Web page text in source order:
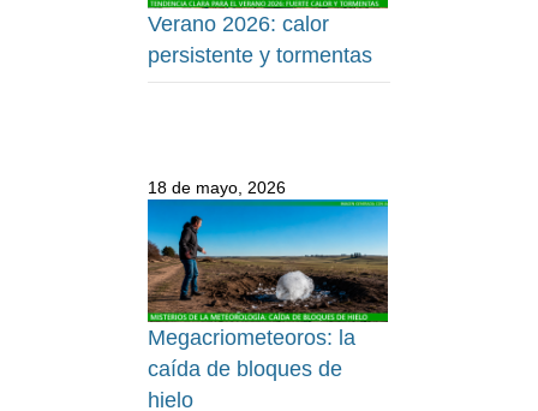
Verano 2026: calor
persistente y tormentas
18 de mayo, 2026
Megacriometeoros: la
caída de bloques de
hielo